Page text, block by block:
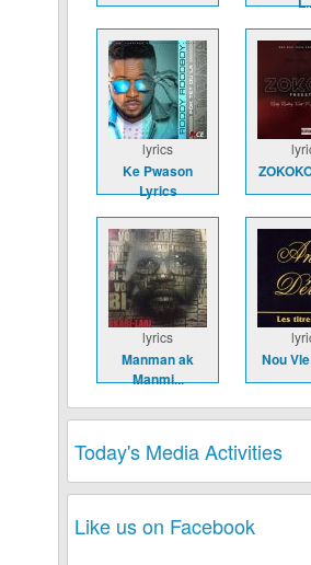
lyrics
Ke Pwason
Lyrics
lyrics
Manman ak
Manmi...
Nou
Today's Media Activities
Like us on Facebook